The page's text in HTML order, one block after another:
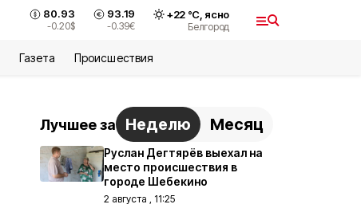
80.93
-0.20$
93.19
-0.39€
+22°С, ясно
Белгород
Газета Происшествия
Лучшее за Неделю Месяц
Руслан Дегтярёв выехал на
место происшествия в
городе Шебекино
2 августа , 11:25